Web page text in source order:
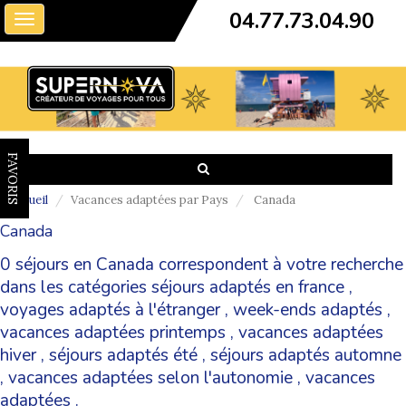
Toggle
navigation
04.77.73.04.90
FAVORIS
Accueil Vacances adaptées par Pays Canada
Canada
0 séjours en Canada correspondent à votre recherche
dans les catégories séjours adaptés en france ,
voyages adaptés à l'étranger, week-ends adaptés ,
vacances adaptées printemps , vacances adaptées
hiver, séjours adaptés été , séjours adaptés automne
, vacances adaptées selon l'autonomie , vacances
adaptées .